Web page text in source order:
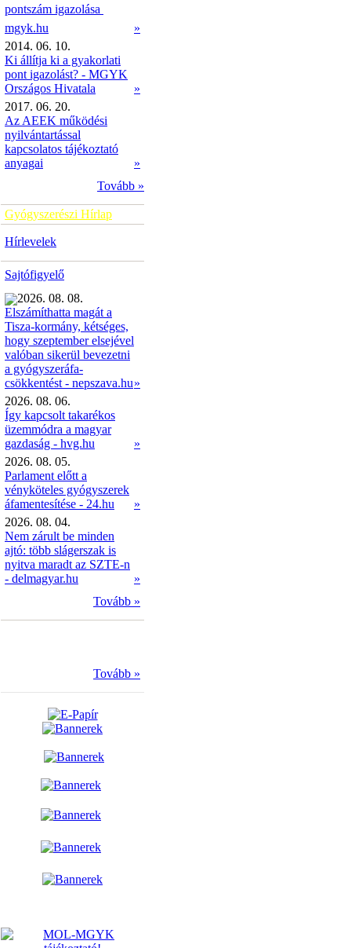
pontszám igazolása 
mgyk.hu
»
2014. 06. 10.
Ki állítja ki a gyakorlati
pont igazolást? - MGYK
Országos Hivatala
»
2017. 06. 20.
Az AEEK működési
nyilvántartással
kapcsolatos tájékoztató
anyagai
»
Tovább »
Gyógyszerészi Hírlap
Hírlevelek
Sajtófigyelő
2026. 08. 08.
Elszámíthatta magát a
Tisza-kormány, kétséges,
hogy szeptember elsejével
valóban sikerül bevezetni
a gyógyszeráfa-
csökkentést - nepszava.hu»
2026. 08. 06.
Így kapcsolt takarékos
üzemmódra a magyar
gazdaság - hvg.hu
»
2026. 08. 05.
Parlament előtt a
vényköteles gyógyszerek
áfamentesítése - 24.hu
»
2026. 08. 04.
Nem zárult be minden
ajtó: több slágerszak is
nyitva maradt az SZTE-n
- delmagyar.hu
»
Tovább »
Tovább »